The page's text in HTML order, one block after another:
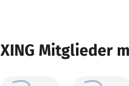
XING Mitglieder